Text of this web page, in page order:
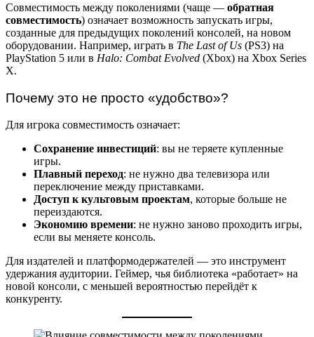
Совместимость между поколениями (чаще — обратная
совместимость) означает возможность запускать игры,
созданные для предыдущих поколений консолей, на новом
оборудовании. Например, играть в The Last of Us (PS3) на
PlayStation 5 или в Halo: Combat Evolved (Xbox) на Xbox Series
X.
Почему это не просто «удобство»?
Для игрока совместимость означает:
Сохранение инвестиций: вы не теряете купленные
игры.
Плавный переход: не нужно два телевизора или
переключение между приставками.
Доступ к культовым проектам, которые больше не
переиздаются.
Экономию времени: не нужно заново проходить игры,
если вы меняете консоль.
Для издателей и платформодержателей — это инструмент
удержания аудитории. Геймер, чья библиотека «работает» на
новой консоли, с меньшей вероятностью перейдёт к
конкуренту.